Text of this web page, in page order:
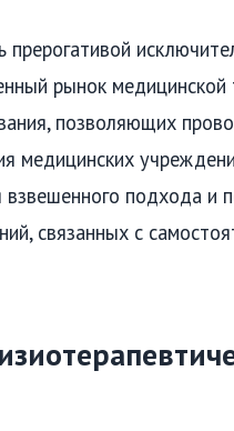
рынок медицинской
позволяющих
медицинских
подхода и
связанных с